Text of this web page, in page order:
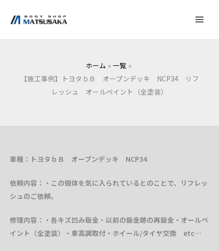
ホーム
一覧
【施工事例】トヨタｂＢ オープンデッキ NCP34 リフ
レッシュ オールペイント（全塗装）
車種：トヨタｂＢ オープンデッキ NCP34
依頼内容：・この個体を気に入られているとのことで、リフレッ
シュのご依頼。
修理内容：・各キズ凹み鈑金・以前の鈑金跡の再鈑金・オールペ
イント（全塗装）・車高調取付・ホイール/タイヤ交換 etc…